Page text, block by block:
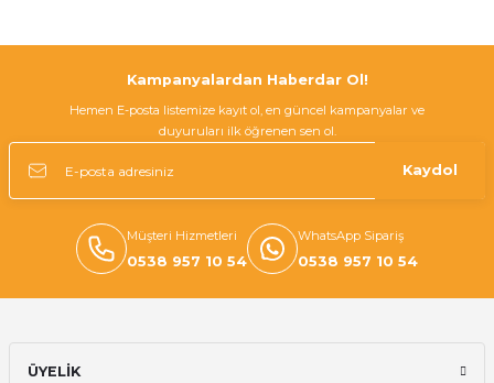
Kampanyalardan Haberdar Ol!
Hemen E-posta listemize kayıt ol, en güncel kampanyalar ve
duyuruları ilk öğrenen sen ol.
Kaydol
Müşteri Hizmetleri
0538 957 10 54
WhatsApp Sipariş
0538 957 10 54
ÜYELİK